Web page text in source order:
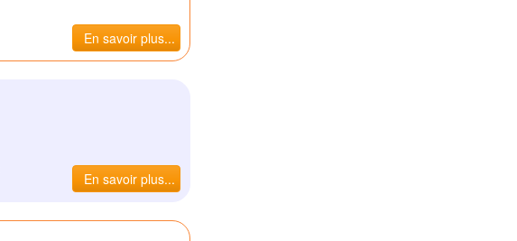
En savoir plus...
En savoir plus...